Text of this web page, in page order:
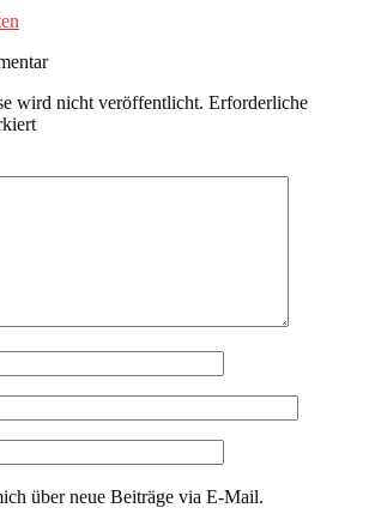
wird nicht veröffentlicht. Erforderliche
über neue Beiträge via E-Mail.